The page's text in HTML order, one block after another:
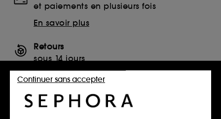
et paiements en plusieurs fois
En savoir plus
Retours
sous 14 jours
Retourner mon article
SERVICES, CONTACT ET CONDITIONS DES OFFRES
Continuer sans accepter